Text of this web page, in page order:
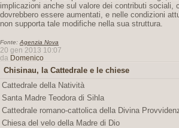
implicazioni anche sul valore dei contributi sociali,
dovrebbero essere aumentati, e nelle condizioni
non supporta tale modifiche nella sua struttura.
Fonte: Agenzia Nova
20 gen 2013 10:07
da Domenico
Chisinau, la Cattedrale e le chiese
Cattedrale della Natività
Santa Madre Teodora di Sihla
Cattedrale romano-cattolica della Divina
Chiesa del velo della Madre di Dio